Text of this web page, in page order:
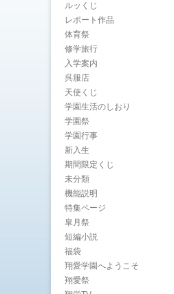
ルッくじ
レポート作品
体育祭
修学旅行
入学案内
呉服店
天使くじ
学園生活のしおり
学園祭
学園行事
新入生
期間限定くじ
未分類
機能説明
特集ページ
皐月祭
短編小説
福袋
翔愛学園へようこそ
翔愛祭